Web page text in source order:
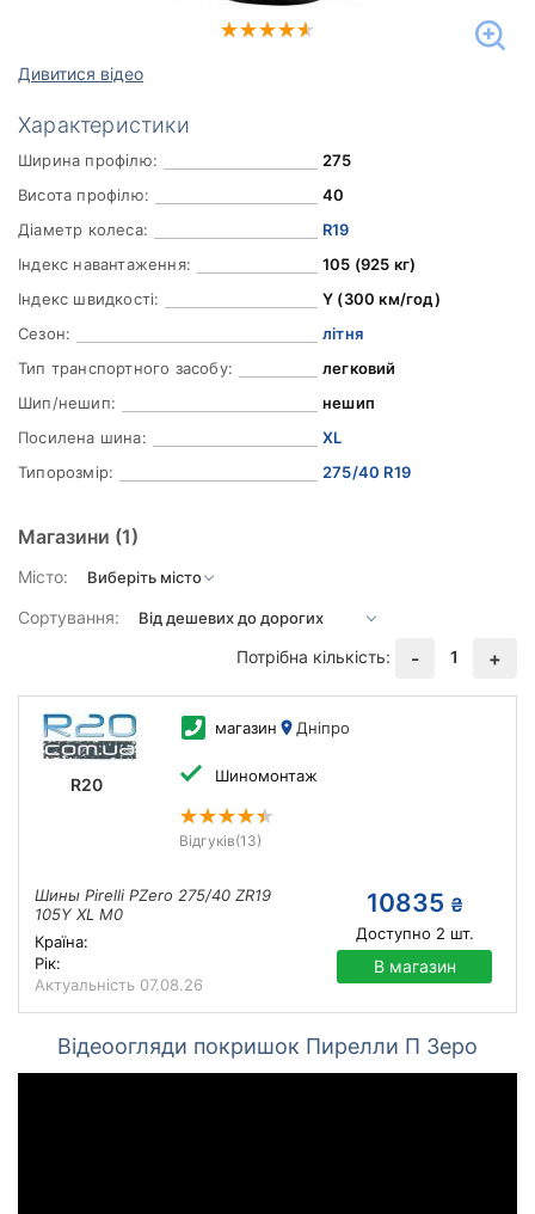
Дивитися відео
Характеристики
Ширина профілю:
275
Висота профілю:
40
Діаметр колеса:
R19
Індекс навантаження:
105 (925 кг)
Індекс швидкості:
Y (300 км/год)
Сезон:
літня
Тип транспортного засобу:
легковий
Шип/нешип:
нешип
Посилена шина:
XL
Типорозмір:
275/40 R19
Магазини (1)
Місто:
Сортування:
Потрібна кількість:
- 1 +
R20
магазин Дніпро
Шиномонтаж
Відгуків(13)
Шины Pirelli PZero 275/40 ZR19
105Y XL M0
Країна:
Рік:
Актуальність 07.08.26
10835 ₴
Доступно 2 шт.
В магазин
Відеоогляди покришок Пирелли П Зеро